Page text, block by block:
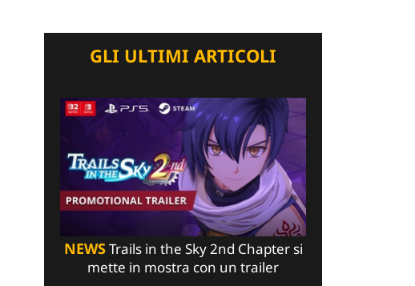
GLI ULTIMI ARTICOLI
NEWSTrails in the Sky 2nd Chapter si
mette in mostra con un trailer